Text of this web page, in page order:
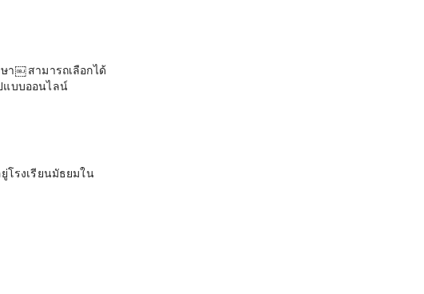
า￼ สามารถเลือกได้
แบบออนไลน์
โรงเรียนมัธยมใน